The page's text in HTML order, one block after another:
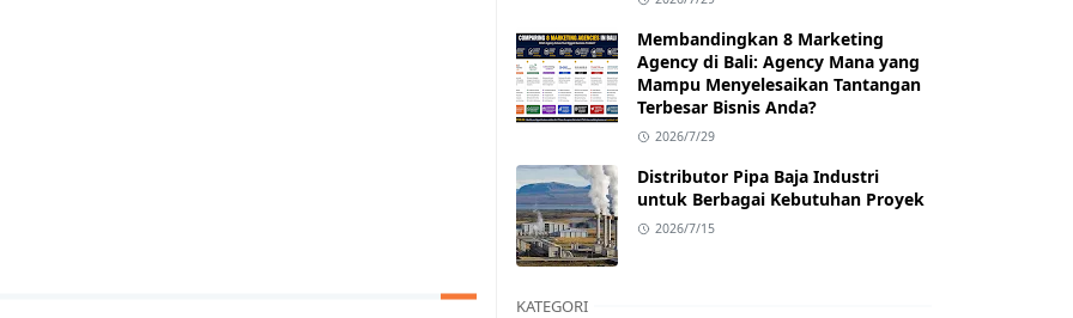
Membandingkan 8 Marketing
Agency di Bali: Agency Mana yang
Mampu Menyelesaikan Tantangan
Terbesar Bisnis Anda?
2026/7/29
Distributor Pipa Baja Industri
untuk Berbagai Kebutuhan Proyek
2026/7/15
KATEGORI